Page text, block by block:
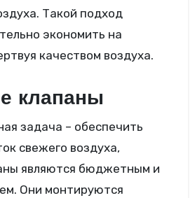
Такой подход
экономить на
качеством воздуха.
клапаны
задача – обеспечить
свежего воздуха,
являются бюджетным и
Они монтируются